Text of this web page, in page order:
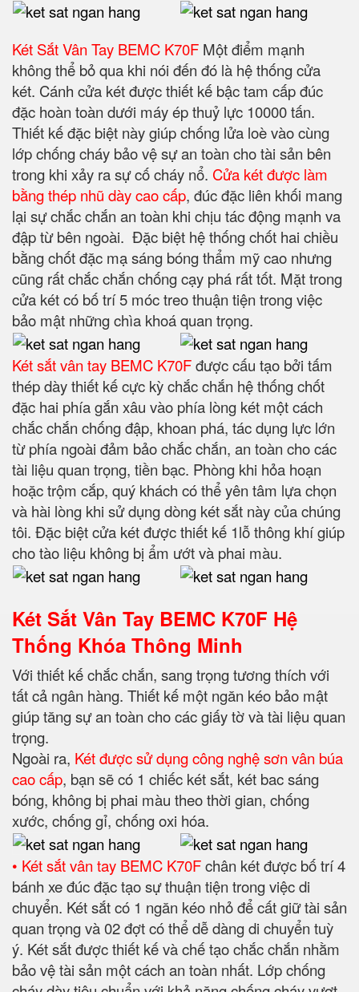
Két Sắt Vân Tay BEMC K70F Một điểm mạnh
không thể bỏ qua khi nói đến đó là hệ thống cửa
két. Cánh cửa két được thiết kế bậc tam cấp đúc
đặc hoàn toàn dưới máy ép thuỷ lực 10000 tấn.
Thiết kế đặc biệt này giúp chống lửa loè vào cùng
lớp chống cháy bảo vệ sự an toàn cho tài sản bên
trong khi xảy ra sự cố cháy nổ. Cửa két được làm
bằng thép nhũ dày cao cấp, đúc đặc liên khối mang
lại sự chắc chắn an toàn khi chịu tác động mạnh va
đập từ bên ngoài. Đặc biệt hệ thống chốt hai chiều
bằng chốt đặc mạ sáng bóng thẩm mỹ cao nhưng
cũng rất chắc chắn chống cạy phá rất tốt. Mặt trong
cửa két có bố trí 5 móc treo thuận tiện trong việc
bảo mật những chìa khoá quan trọng.
Két sắt vân tay BEMC K70Fđược cấu tạo bởi tấm
thép dày thiết kế cực kỳ chắc chắn hệ thống chốt
đặc hai phía gắn xâu vào phía lòng két một cách
chắc chắn chống đập, khoan phá, tác dụng lực lớn
từ phía ngoài đảm bảo chắc chắn, an toàn cho các
tài liệu quan trọng, tiền bạc. Phòng khi hỏa hoạn
hoặc trộm cắp, quý khách có thể yên tâm lựa chọn
và hài lòng khi sử dụng dòng két sắt này của chúng
tôi. Đặc biệt cửa két được thiết kế 1lỗ thông khí giúp
cho tào liệu không bị ẩm ướt và phai màu.
Két Sắt Vân Tay BEMC K70F Hệ
Thống Khóa Thông Minh
Với thiết kế chắc chắn, sang trọng tương thích với
tất cả ngân hàng. Thiết kế một ngăn kéo bảo mật
giúp tăng sự an toàn cho các giấy tờ và tài liệu quan
trọng.
Ngoài ra, Két được sử dụng công nghệ sơn vân búa
cao cấp, bạn sẽ có 1 chiếc két sắt, két bac sáng
bóng, không bị phai màu theo thời gian, chống
xước, chống gỉ, chống oxi hóa.
• Két sắt vân tay BEMC K70Fchân két được bố trí 4
bánh xe đúc đặc tạo sự thuận tiện trong việc di
chuyển. Két sắt có 1 ngăn kéo nhỏ để cất giữ tài sản
quan trọng và 02 đợt có thể dễ dàng di chuyển tuỳ
ý. Két sắt được thiết kế và chế tạo chắc chắn nhằm
bảo vệ tài sản một cách an toàn nhất. Lớp chống